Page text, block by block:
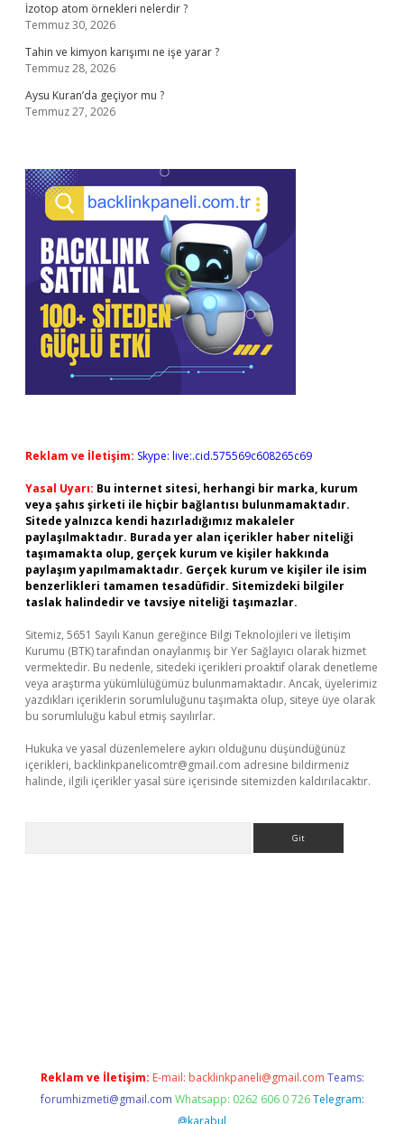
İzotop atom örnekleri nelerdir ?
Temmuz 30, 2026
Tahin ve kimyon karışımı ne işe yarar ?
Temmuz 28, 2026
Aysu Kuran’da geçiyor mu ?
Temmuz 27, 2026
Reklam ve İletişim: Skype: live:.cid.575569c608265c69
Yasal Uyarı: Bu internet sitesi, herhangi bir marka, kurum
veya şahıs şirketi ile hiçbir bağlantısı bulunmamaktadır.
Sitede yalnızca kendi hazırladığımız makaleler
paylaşılmaktadır. Burada yer alan içerikler haber niteliği
taşımamakta olup, gerçek kurum ve kişiler hakkında
paylaşım yapılmamaktadır. Gerçek kurum ve kişiler ile isim
benzerlikleri tamamen tesadüfidir. Sitemizdeki bilgiler
taslak halindedir ve tavsiye niteliği taşımazlar.
Sitemiz, 5651 Sayılı Kanun gereğince Bilgi Teknolojileri ve İletişim
Kurumu (BTK) tarafından onaylanmış bir Yer Sağlayıcı olarak hizmet
vermektedir. Bu nedenle, sitedeki içerikleri proaktif olarak denetleme
veya araştırma yükümlülüğümüz bulunmamaktadır. Ancak, üyelerimiz
yazdıkları içeriklerin sorumluluğunu taşımakta olup, siteye üye olarak
bu sorumluluğu kabul etmiş sayılırlar.
Hukuka ve yasal düzenlemelere aykırı olduğunu düşündüğünüz
içerikleri, backlinkpanelicomtr@gmail.com adresine bildirmeniz
halinde, ilgili içerikler yasal süre içerisinde sitemizden kaldırılacaktır.
Reklam ve İletişim: E-mail: backlinkpaneli@gmail.com Teams:
forumhizmeti@gmail.com Whatsapp: 0262 606 0 726 Telegram:
@karabul